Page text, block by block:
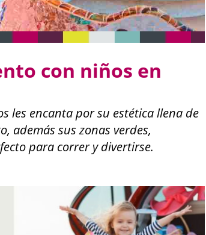
con niños en
les encanta por su estética llena de
además sus zonas verdes,
para correr y divertirse.